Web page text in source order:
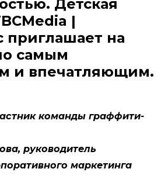
Детская
|
приглашает на
самым
и впечатляющим.
команды граффити-
руководитель
маркетинга